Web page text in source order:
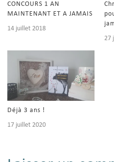
CONCOURS 1 AN
MAINTENANT ET A JAMAIS
14 juillet 2018
27
Déjà 3 ans !
17 juillet 2020